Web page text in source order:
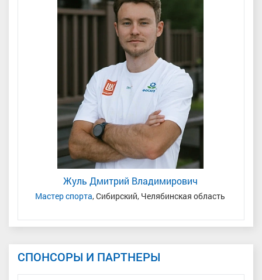
Жуль Дмитрий Владимирович
Мастер спорта, Сибирский, Челябинская область
СПОНСОРЫ И ПАРТНЕРЫ